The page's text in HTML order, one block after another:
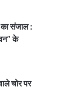
का संजाल :
के
चोर पर